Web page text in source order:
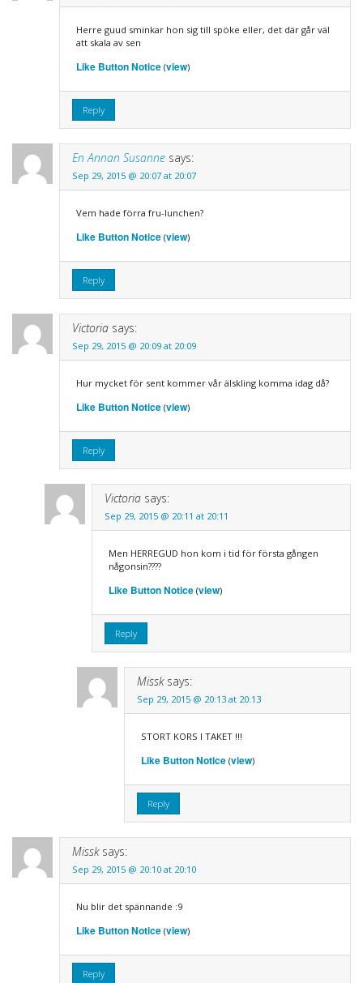
Herre guud sminkar hon sig till spöke eller, det där går väl
att skala av sen
Like Button Notice(view)
Reply
En Annan Susanne says:
Sep 29, 2015 @ 20:07 at 20:07
Vem hade förra fru-lunchen?
Like Button Notice(view)
Reply
Victoria says:
Sep 29, 2015 @ 20:09 at 20:09
Hur mycket för sent kommer vår älskling komma idag då?
Like Button Notice(view)
Reply
Victoria says:
Sep 29, 2015 @ 20:11 at 20:11
Men HERREGUD hon kom i tid för första gången
någonsin????
Like Button Notice(view)
Reply
Missk says:
Sep 29, 2015 @ 20:13 at 20:13
STORT KORS I TAKET !!!
Like Button Notice(view)
Reply
Missk says:
Sep 29, 2015 @ 20:10 at 20:10
Nu blir det spännande :9
Like Button Notice(view)
Reply